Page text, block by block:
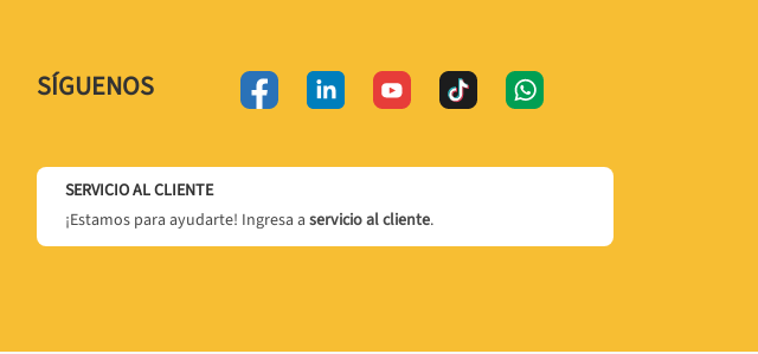
SÍGUENOS
SERVICIO AL CLIENTE
¡Estamos para ayudarte! Ingresa a servicio al cliente.